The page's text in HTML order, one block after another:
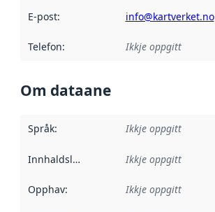
E-post: info@kartverket.no
Telefon: Ikkje oppgitt
Om dataane
Språk: Ikkje oppgitt
Innhaldsleverandørar :
Ikkje oppgitt
Opphav: Ikkje oppgitt